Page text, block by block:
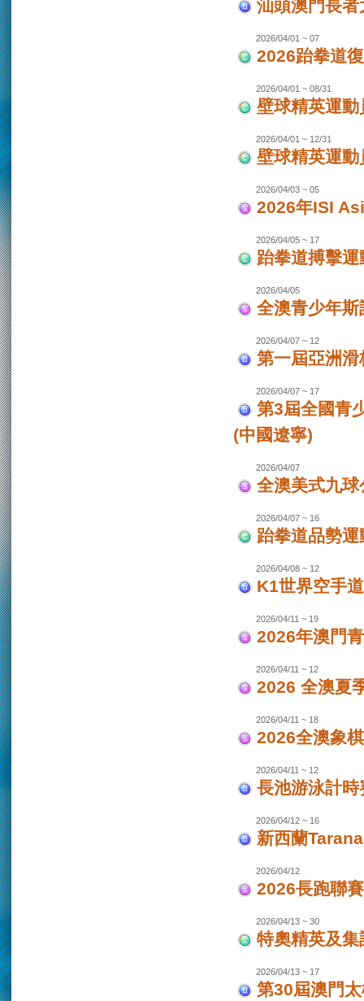
汕頭澳門長
2026/04/01 ~ 07
2026跆拳道
2026/04/01 ~ 08/31
壁球精英運
2026/04/01 ~ 12/31
壁球精英運
2026/04/03 ~ 05
2026年ISI
2026/04/05 ~ 17
跆拳道搏擊
2026/04/05
全澳青少年
2026/04/07 ~ 12
第一屆亞洲
2026/04/07 ~ 17
第3屆全國青
(中國遼寧)
2026/04/07
全澳美式九球
2026/04/07 ~ 16
跆拳道品勢
2026/04/08 ~ 12
K1世界空手
2026/04/11 ~ 19
2026年澳門
2026/04/11 ~ 12
2026 全澳夏
2026/04/11 ~ 18
2026全澳象
2026/04/11 ~ 12
長池游泳計
2026/04/12 ~ 16
新西蘭
2026/04/12
2026長跑聯
2026/04/13 ~ 30
特奧精英及
2026/04/13 ~ 17
第30屆澳門